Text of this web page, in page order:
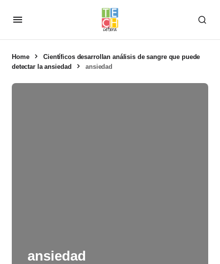
Home
Científicos desarrollan análisis de sangre que puede
detectar la ansiedad
ansiedad
ansiedad